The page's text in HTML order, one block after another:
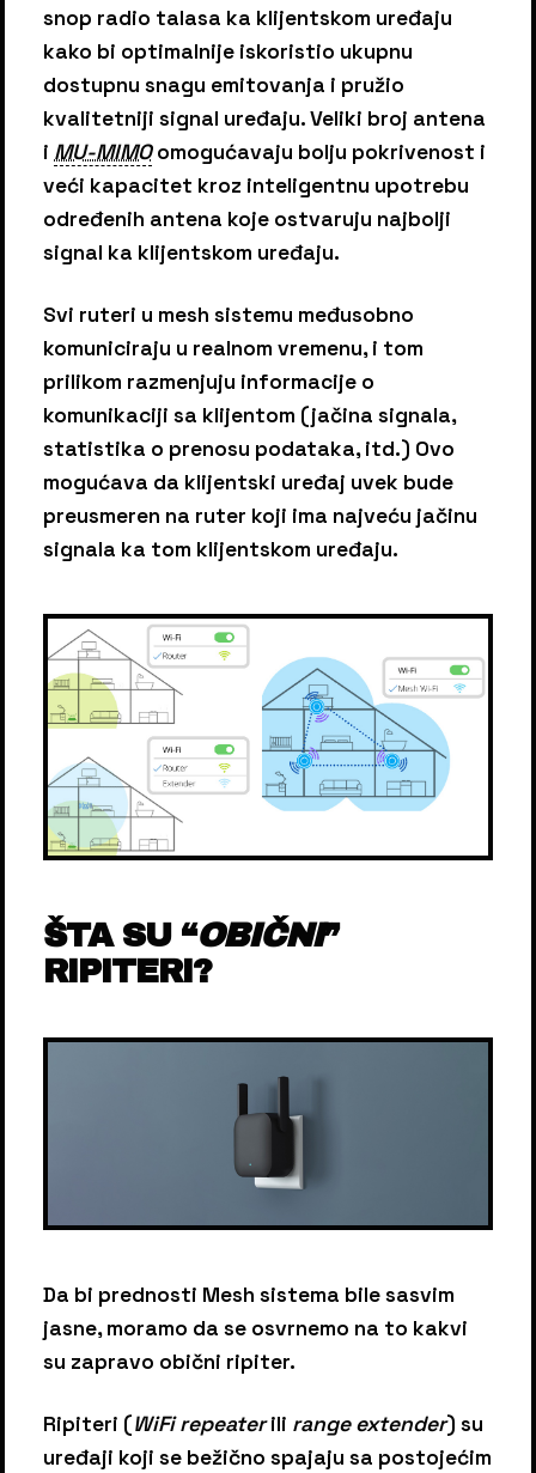
snop radio talasa ka klijentskom uređaju
kako bi optimalnije iskoristio ukupnu
dostupnu snagu emitovanja i pružio
kvalitetniji signal uređaju. Veliki broj antena
i MU-MIMOomogućavaju bolju pokrivenost i
veći kapacitet kroz inteligentnu upotrebu
određenih antena koje ostvaruju najbolji
signal ka klijentskom uređaju.
Svi ruteri u mesh sistemu međusobno
komuniciraju u realnom vremenu, i tom
prilikom razmenjuju informacije o
komunikaciji sa klijentom (jačina signala,
statistika o prenosu podataka, itd.) Ovo
mogućava da klijentski uređaj uvek bude
preusmeren na ruter koji ima najveću jačinu
signala ka tom klijentskom uređaju.
ŠTA SU “OBIČNI”
RIPITERI?
Da bi prednosti Mesh sistema bile sasvim
jasne, moramo da se osvrnemo na to kakvi
su zapravo obični ripiter.
Ripiteri (WiFi repeaterili range extender) su
uređaji koji se bežično spajaju sa postojećim